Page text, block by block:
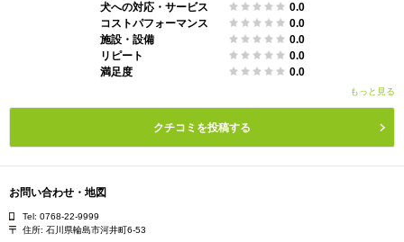
犬への対応・サービス
0.0
コストパフォーマンス
0.0
施設・設備
0.0
リピート
0.0
満足度
0.0
もっと見る
クチコミを投稿する
お問い合わせ・地図
Tel: 0768-22-9999
住所: 石川県輪島市河井町6-53